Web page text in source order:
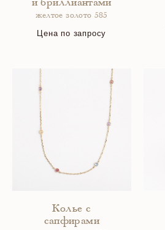
и бриллиантами
желтое золото 585
Цена по запросу
Колье с
сапфирами